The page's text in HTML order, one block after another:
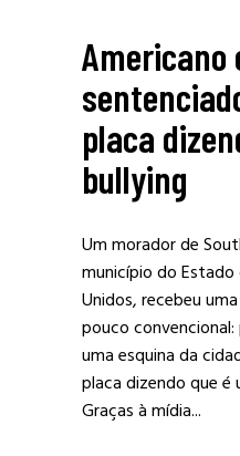
Americano
placa
bullying
Um morador de
município do
Unidos, recebeu
pouco
uma esquina da
placa dizendo que é
Graças à mídia...